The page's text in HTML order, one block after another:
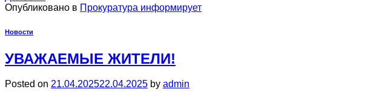
Опубликовано в Прокуратура информирует
Новости
УВАЖАЕМЫЕ ЖИТЕЛИ!
Posted on 21.04.202522.04.2025 by admin